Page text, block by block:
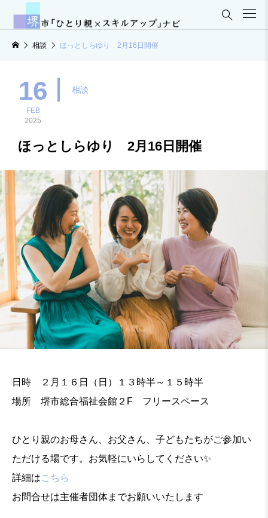

相談 ほっとしらゆり 2月16日開催
16
FEB
2025
相談
ほっとしらゆり 2月16日開催
日時 ２月１６日（日）１３時半～１５時半
場所 堺市総合福祉会館２F フリースペース
ひとり親のお母さん、お父さん、子どもたちがご参加い
ただける場です。お気軽にいらしてください✨
詳細はこちら
お問合せは主催者団体までお願いいたします